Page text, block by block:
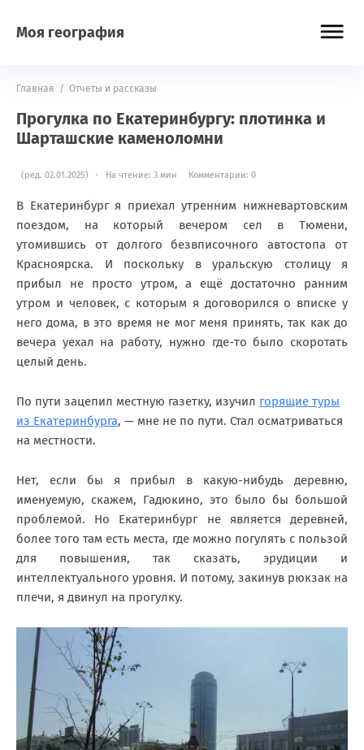
Моя география
Главная / Отчеты и рассказы
Прогулка по Екатеринбургу: плотинка и
Шарташские каменоломни
(ред. 02.01.2025) · На чтение: 3 мин Комментарии: 0
В Екатеринбург я приехал утренним нижневартовским
поездом, на который вечером сел в Тюмени,
утомившись от долгого безвписочного автостопа от
Красноярска. И поскольку в уральскую столицу я
прибыл не просто утром, а ещё достаточно ранним
утром и человек, с которым я договорился о вписке у
него дома, в это время не мог меня принять, так как до
вечера уехал на работу, нужно где-то было скоротать
целый день.
По пути зацепил местную газетку, изучил горящие туры
из Екатеринбурга, — мне не по пути. Стал осматриваться
на местности.
Нет, если бы я прибыл в какую-нибудь деревню,
именуемую, скажем, Гадюкино, это было бы большой
проблемой. Но Екатеринбург не является деревней,
более того там есть места, где можно погулять с пользой
для повышения, так сказать, эрудиции и
интеллектуального уровня. И потому, закинув рюкзак на
плечи, я двинул на прогулку.